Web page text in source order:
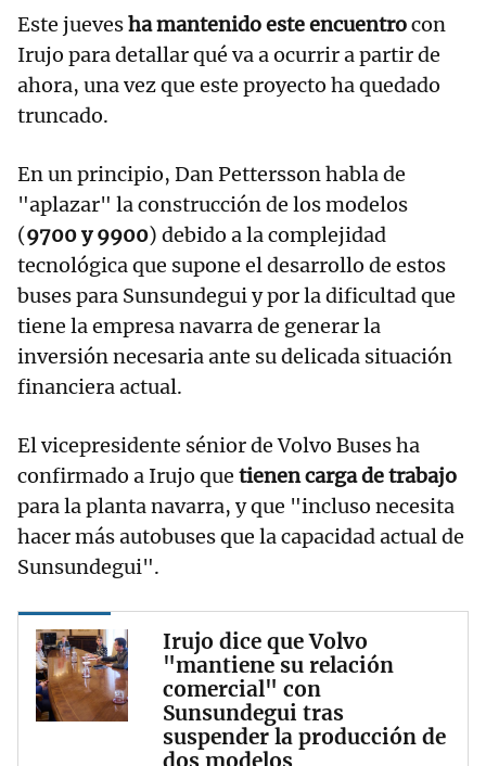
Este juevesha mantenido este encuentrocon
Irujo para detallar qué va a ocurrir a partir de
ahora, una vez que este proyecto ha quedado
truncado.
En un principio, Dan Pettersson habla de
"aplazar" la construcción de los modelos
(9700 y 9900) debido a la complejidad
tecnológica que supone el desarrollo de estos
buses para Sunsundegui y por la dificultad que
tiene la empresa navarra de generar la
inversión necesaria ante su delicada situación
financiera actual.
El vicepresidente sénior de Volvo Buses ha
confirmado a Irujo que tienen carga de trabajo
para la planta navarra, y que "incluso necesita
hacer más autobuses que la capacidad actual de
Sunsundegui".
Irujo dice que Volvo
"mantiene su relación
comercial" con
Sunsundegui tras
suspender la producción de
dos modelos